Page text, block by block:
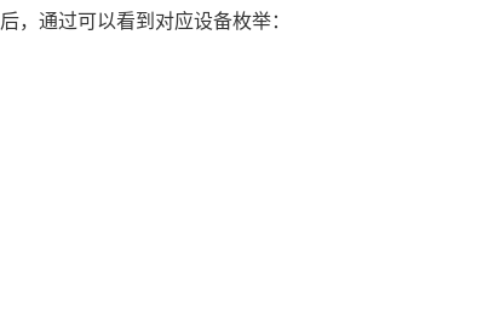
，通过可以看到对应设备枚举：